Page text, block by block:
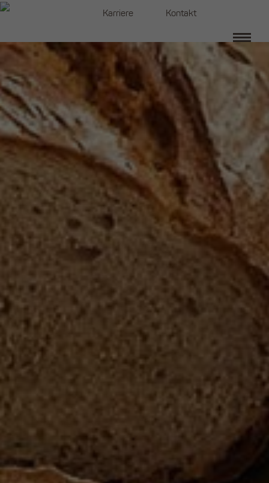
überspringen
Karriere Kontakt